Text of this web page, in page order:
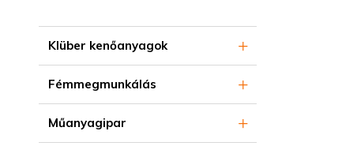
Klüber kenőanyagok
Fémmegmunkálás
Műanyagipar